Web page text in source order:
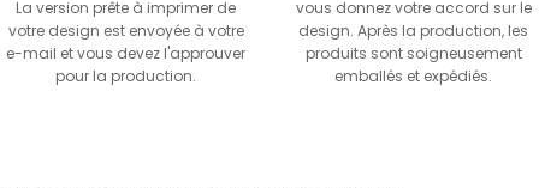
La version prête à imprimer de
votre design est envoyée à votre
e-mail et vous devez l'approuver
pour la production.
vous donnez votre accord sur le
design. Après la production, les
produits sont soigneusement
emballés et expédiés.